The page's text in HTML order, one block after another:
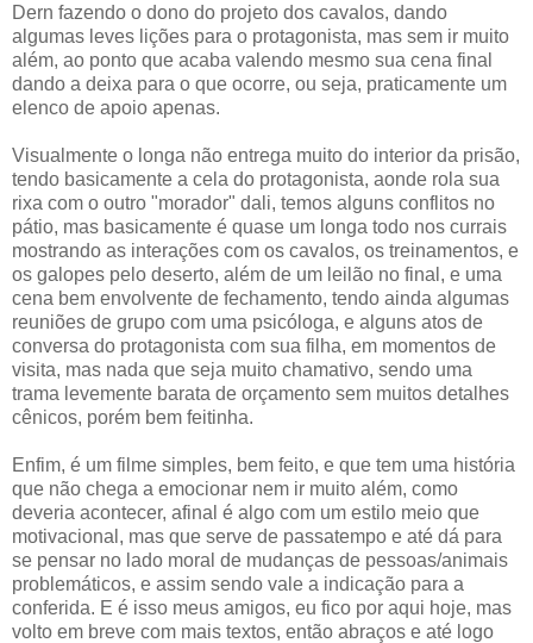
Dern fazendo o dono do projeto dos cavalos, dando
algumas leves lições para o protagonista, mas sem ir muito
além, ao ponto que acaba valendo mesmo sua cena final
dando a deixa para o que ocorre, ou seja, praticamente um
elenco de apoio apenas.
Visualmente o longa não entrega muito do interior da prisão,
tendo basicamente a cela do protagonista, aonde rola sua
rixa com o outro "morador" dali, temos alguns conflitos no
pátio, mas basicamente é quase um longa todo nos currais
mostrando as interações com os cavalos, os treinamentos, e
os galopes pelo deserto, além de um leilão no final, e uma
cena bem envolvente de fechamento, tendo ainda algumas
reuniões de grupo com uma psicóloga, e alguns atos de
conversa do protagonista com sua filha, em momentos de
visita, mas nada que seja muito chamativo, sendo uma
trama levemente barata de orçamento sem muitos detalhes
cênicos, porém bem feitinha.
Enfim, é um filme simples, bem feito, e que tem uma história
que não chega a emocionar nem ir muito além, como
deveria acontecer, afinal é algo com um estilo meio que
motivacional, mas que serve de passatempo e até dá para
se pensar no lado moral de mudanças de pessoas/animais
problemáticos, e assim sendo vale a indicação para a
conferida. E é isso meus amigos, eu fico por aqui hoje, mas
volto em breve com mais textos, então abraços e até logo